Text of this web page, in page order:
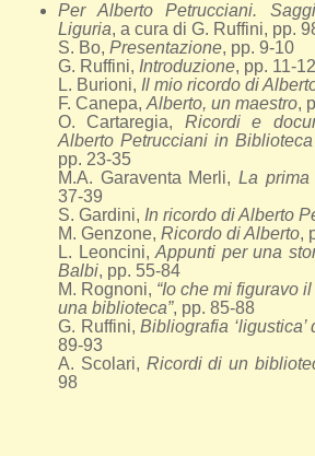
Per Alberto Petrucciani.
Liguria, a cura di G. Ruffini, pp.
S. Bo, Presentazione, pp. 9-10
G. Ruffini, Introduzione, pp. 11-12
L. Burioni, Il mio ricordo di
F. Canepa, Alberto, un maestro,
O. Cartaregia, Ricordi e
Alberto Petrucciani in
pp. 23-35
M.A. Garaventa Merli, La prima
37-39
S. Gardini, In ricordo di Alberto
M. Genzone, Ricordo di Alberto,
L. Leoncini,Appunti per una
Balbi, pp. 55-84
M. Rognoni, “Io che mi figuravo
una biblioteca”, pp. 85-88
G. Ruffini,Bibliografia
89-93
A. Scolari, Ricordi di un
98